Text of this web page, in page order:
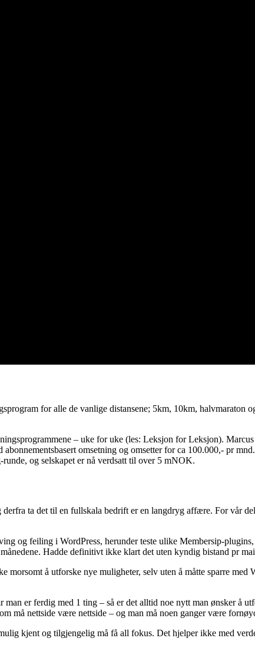
for alle de vanlige distansene; 5km, 10km, halvmaraton
– uke for uke (les: Leksjon for Leksjon).
omsetning og omsetter for ca 100.000,- pr mnd.
og selskapet er nå verdsatt til over 5 mNOK.
ta det til en fullskala bedrift er en langdryg affære. For vår
og feiling i WordPress, herunder teste ulike Membersip-
Hadde definitivt ikke klart det uten kyndig bistand pr
morsomt å utforske nye muligheter, selv uten å måtte sparre
er ferdig med 1 ting – så er det alltid noe nytt man ønsker å
må nettside være nettside – og man må noen ganger være
kjent og tilgjengelig må få all fokus. Det hjelper ikke med